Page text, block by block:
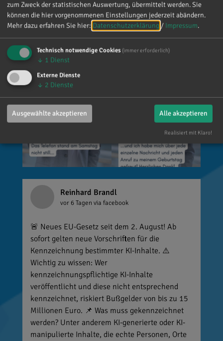
Glückwünsche, Nachrichten, Anrufe und die
vielen lieben Worte. Ich habe mich wirklich
über jede einzelne Aufmerksamkeit gefreut. Es
so viele Menschen die Zeit nehmen, an einen zu
Reinhard Brandl
vor 6 Tagen via facebook
🚨 Neues EU-Gesetz seit dem 2. August! Ab
sofort gelten neue Vorschriften für die
Kennzeichnung bestimmter KI-Inhalte. ⚠️
Wichtig zu wissen: Wer
kennzeichnungspflichtige KI-Inhalte
veröffentlicht und diese nicht entsprechend
kennzeichnet, riskiert Bußgelder von bis zu 15
Millionen Euro. 📌 Was muss gekennzeichnet
werden? Unter anderem KI-generierte oder KI-
manipulierte Inhalte, die echte Personen, Orte
zum Zweck der statistischen Auswertung, übermittelt werden. Sie
können die hier vorgenommenen Einstellungen jederzeit abändern.
Mehr dazu erfahren Sie hier: Datenschutzerklärung / Impressum.
Technisch notwendige Cookies (immer erforderlich)
↓ 1 Dienst
Externe Dienste
↓ 2 Dienste
Ausgewählte akzeptieren Alle akzeptieren
Realisiert mit Klaro!